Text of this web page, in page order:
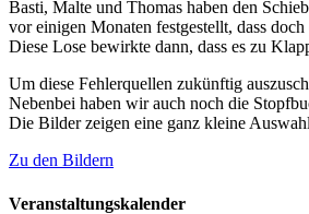
Basti, Malte und Thomas haben den
vor einigen Monaten festgestellt, dass
Diese Lose bewirkte dann, dass es zu
Um diese Fehlerquellen zukünftig
Nebenbei haben wir auch noch die
Die Bilder zeigen eine ganz kleine
Zu den Bildern
Veranstaltungskalender